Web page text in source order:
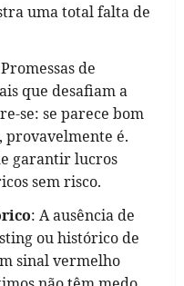
uma total falta de
de
que desafiam a
se: se parece bom
provavelmente é.
garantir lucros
sem risco.
: A ausência de
ou histórico de
sinal vermelho